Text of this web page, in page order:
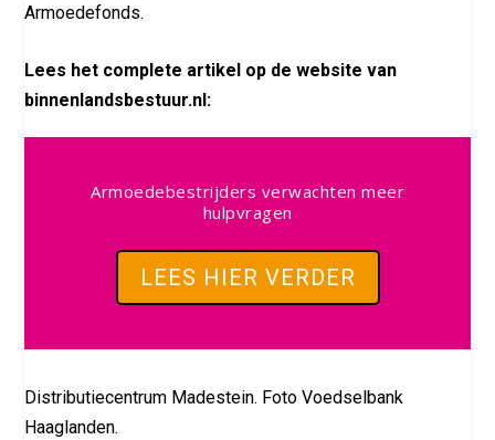
Armoedefonds.
Lees het complete artikel op de website van
binnenlandsbestuur.nl:
Armoedebestrijders verwachten meer
hulpvragen
LEES HIER VERDER
Distributiecentrum Madestein. Foto Voedselbank
Haaglanden.